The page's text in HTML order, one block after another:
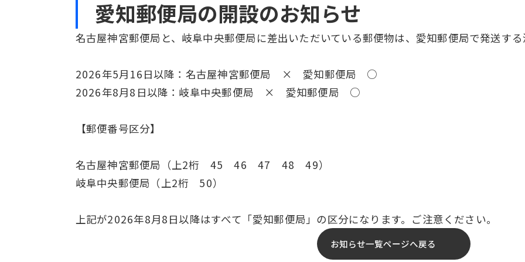
愛知郵便局の開設のお知らせ
名古屋神宮郵便局と、岐阜中央郵便局に差出いただいている郵便物は、愛知郵便局で発送する
2026年5月16日以降：名古屋神宮郵便局 × 愛知郵便局 ○
2026年8月8日以降：岐阜中央郵便局 × 愛知郵便局 ○
【郵便番号区分】
名古屋神宮郵便局（上2桁 45 46 47 48 49）
岐阜中央郵便局（上2桁 50）
上記が2026年8月8日以降はすべて「愛知郵便局」の区分になります。ご注意ください。
お知らせ一覧ページへ戻る